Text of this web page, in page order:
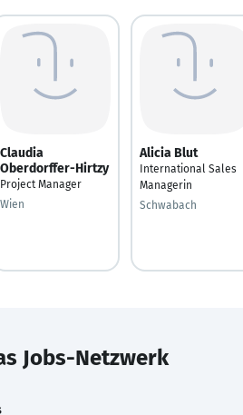
Claudia
Oberdorffer-Hirtzy
Project Manager
Wien
Alicia Blut
International Sales
Managerin
Schwabach
Jobs-Netzwerk